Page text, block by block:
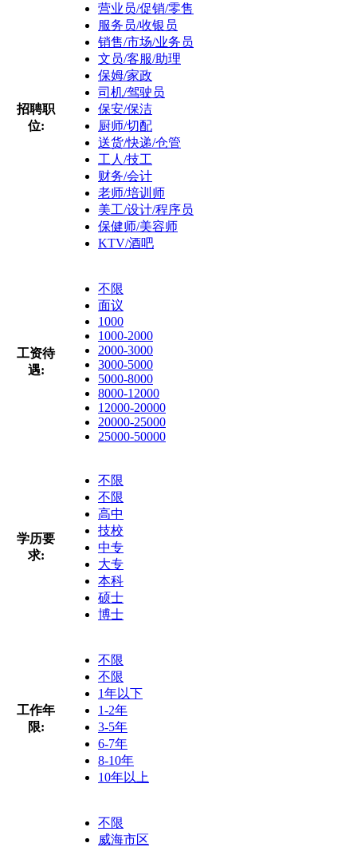
招聘职
位:
营业员/促销/零售
服务员/收银员
销售/市场/业务员
文员/客服/助理
保姆/家政
司机/驾驶员
保安/保洁
厨师/切配
送货/快递/仓管
工人/技工
财务/会计
老师/培训师
美工/设计/程序员
保健师/美容师
KTV/酒吧
工资待
遇:
不限
面议
1000
1000-2000
2000-3000
3000-5000
5000-8000
8000-12000
12000-20000
20000-25000
25000-50000
学历要
求:
不限
不限
高中
技校
中专
大专
本科
硕士
博士
工作年
限:
不限
不限
1年以下
1-2年
3-5年
6-7年
8-10年
10年以上
不限
威海市区